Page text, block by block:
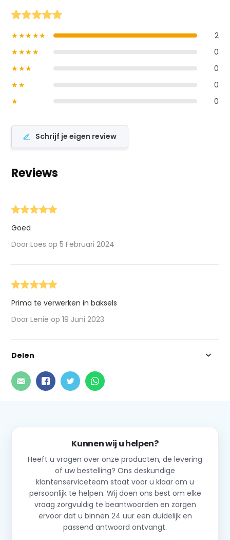
★★★★★
2
★★★★
0
★★★
0
★★
0
★
0
Schrijf je eigen review
Reviews
Goed
Door Loes op 5 Februari 2024
Prima te verwerken in baksels
Door Lenie op 19 Juni 2023
Delen
Kunnen wij u helpen?
Heeft u vragen over onze producten, de levering
of uw bestelling? Ons deskundige
klantenserviceteam staat voor u klaar om u
persoonlijk te helpen. Wij doen ons best om elke
vraag zorgvuldig te beantwoorden en zorgen
ervoor dat u binnen 24 uur een duidelijk en
passend antwoord ontvangt.